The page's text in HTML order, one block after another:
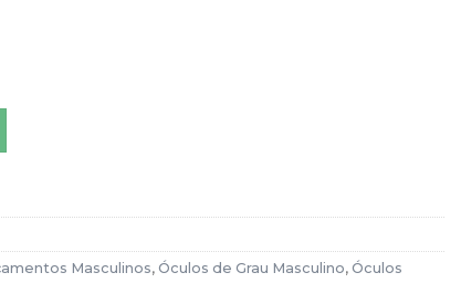
Azul Oliver quantidade
Masculinos, Óculos de Grau Masculino, Óculos